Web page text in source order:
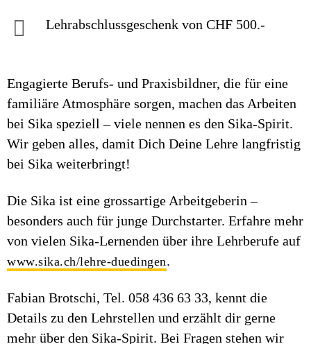
Lehrabschlussgeschenk von CHF 500.-
Engagierte Berufs- und Praxisbildner, die für eine
familiäre Atmosphäre sorgen, machen das Arbeiten
bei Sika speziell – viele nennen es den Sika-Spirit.
Wir geben alles, damit Dich Deine Lehre langfristig
bei Sika weiterbringt!
Die Sika ist eine grossartige Arbeitgeberin –
besonders auch für junge Durchstarter. Erfahre mehr
von vielen Sika-Lernenden über ihre Lehrberufe auf
www.sika.ch/lehre-duedingen.
Fabian Brotschi, Tel. 058 436 63 33, kennt die
Details zu den Lehrstellen und erzählt dir gerne
mehr über den Sika-Spirit. Bei Fragen stehen wir